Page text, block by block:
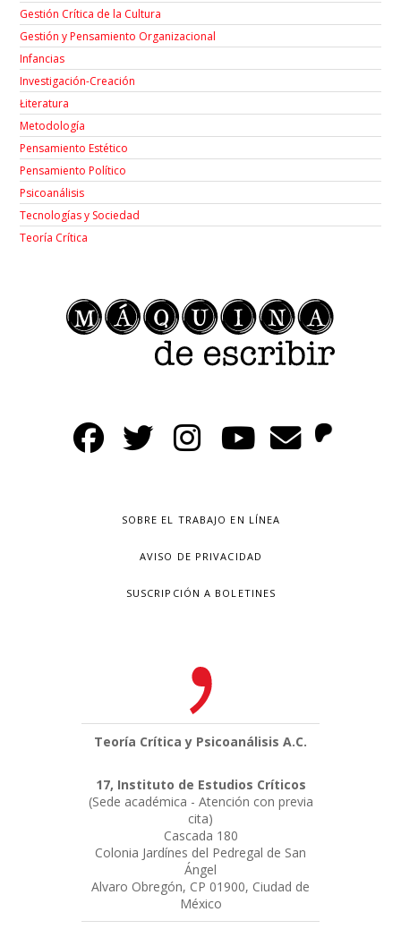
Gestión Crítica de la Cultura
Gestión y Pensamiento Organizacional
Infancias
Investigación-Creación
Łiteratura
Metodología
Pensamiento Estético
Pensamiento Político
Psicoanálisis
Tecnologías y Sociedad
Teoría Crítica
SOBRE EL TRABAJO EN LÍNEA
AVISO DE PRIVACIDAD
SUSCRIPCIÓN A BOLETINES
Teoría Crítica y Psicoanálisis A.C.
17, Instituto de Estudios Críticos
(Sede académica - Atención con previa
cita)
Cascada 180
Colonia Jardínes del Pedregal de San
Ángel
Alvaro Obregón, CP 01900, Ciudad de
México